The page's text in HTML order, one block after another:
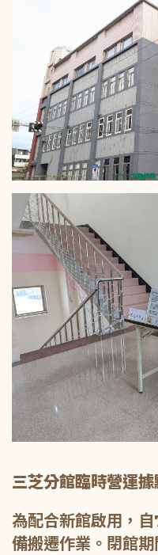
三芝分館臨時營運據
為配合新館啟用，
備搬遷作業。閉館